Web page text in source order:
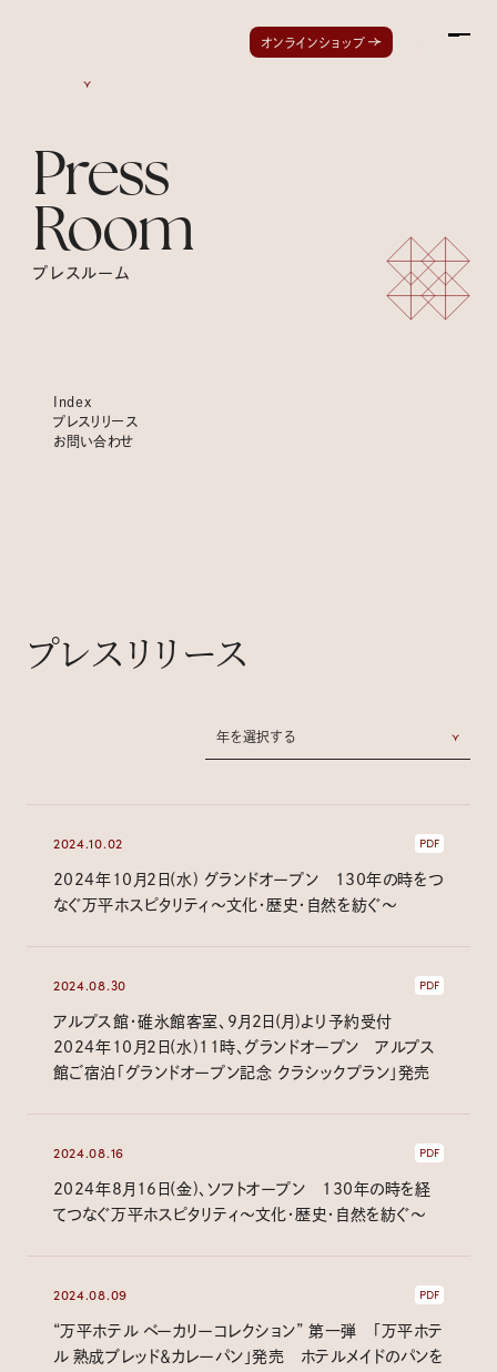
オンラインショップ Menu
Press
Room
プレスルーム
Index
プレスリリース
お問い合わせ
プレスリリース
年を選択する
2024.10.02
2024年10月2日(水) グランドオープン 130年の時をつ
なぐ万平ホスピタリティ～文化・歴史・自然を紡ぐ～
PDF
2024.08.30
アルプス館・碓氷館客室、9月2日(月)より予約受付
2024年10月2日(水)11時、グランドオープン アルプス
館ご宿泊「グランドオープン記念 クラシックプラン」発売
PDF
2024.08.16
2024年8月16日(金)、ソフトオープン 130年の時を経
てつなぐ万平ホスピタリティ～文化・歴史・自然を紡ぐ～
PDF
2024.08.09
“万平ホテル ベーカリーコレクション” 第一弾 「万平ホテ
ル 熟成ブレッド＆カレーパン」発売 ホテルメイドのパンを
PDF